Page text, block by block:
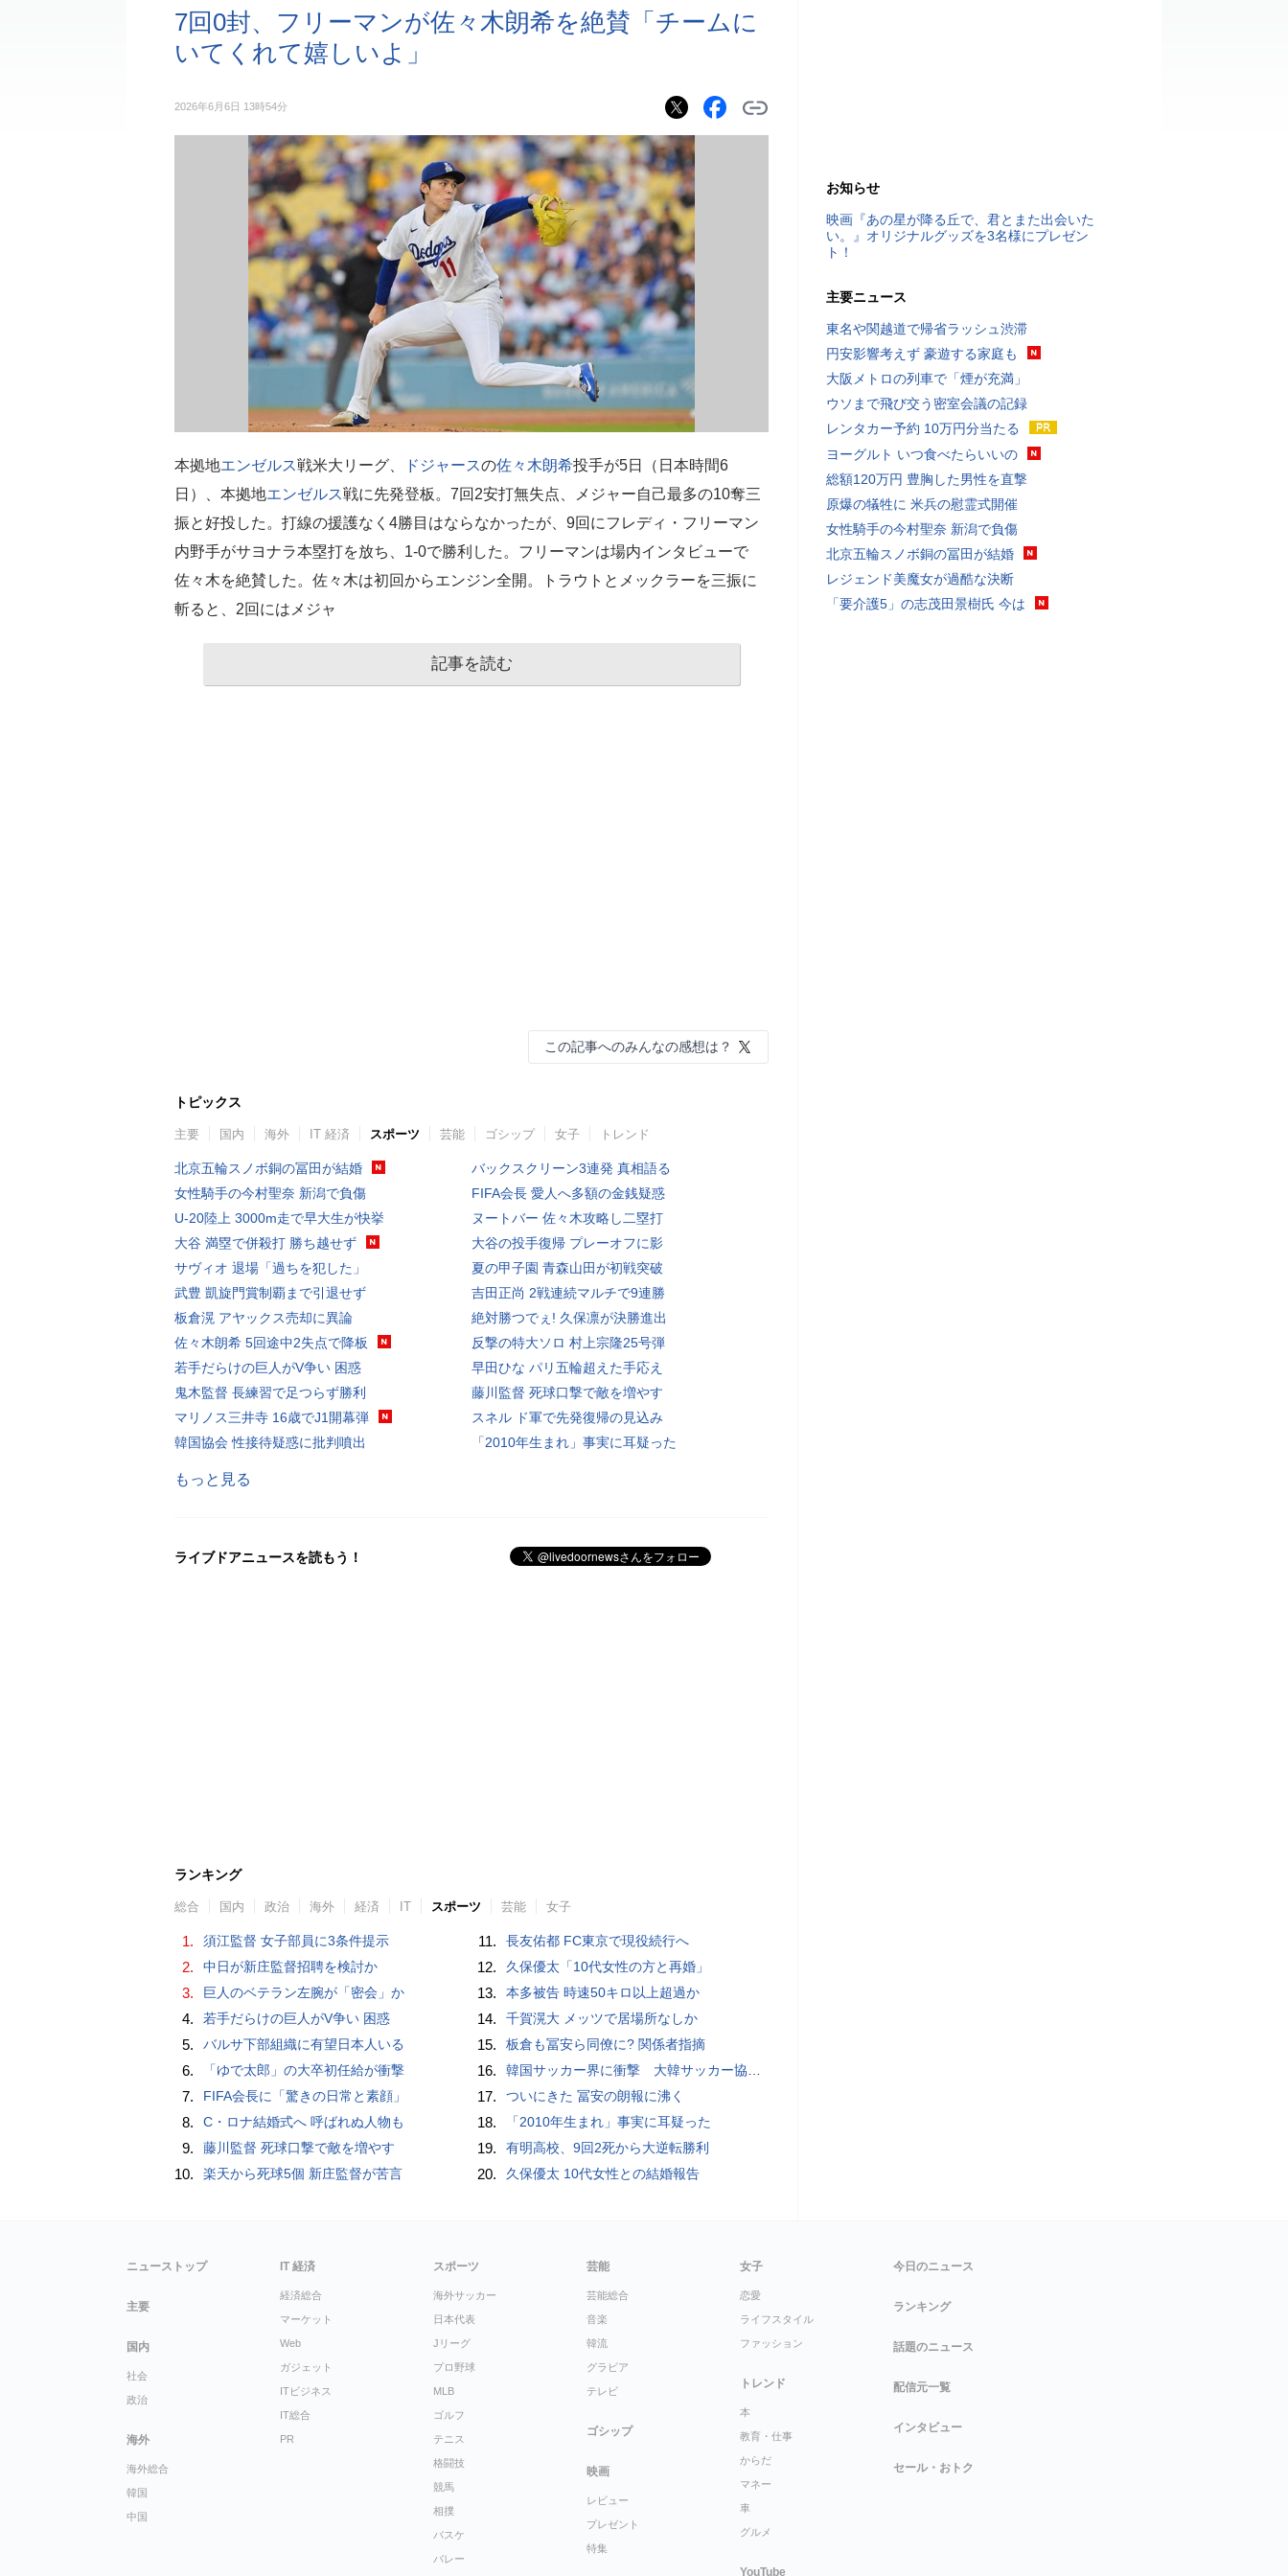
7回0封、フリーマンが佐々木朗希を絶賛「チームに
いてくれて嬉しいよ」
2026年6月6日 13時54分
本拠地エンゼルス戦米大リーグ、 ドジャースの佐々木朗希投手が5日（日本時間6
日）、本拠地エンゼルス戦に先発登板。7回2安打無失点、メジャー自己最多の10奪三
振と好投した。打線の援護なく4勝目はならなかったが、9回にフレディ・フリーマン
内野手がサヨナラ本塁打を放ち、1-0で勝利した。フリーマンは場内インタビューで
佐々木を絶賛した。佐々木は初回からエンジン全開。トラウトとメックラーを三振に
斬ると、2回にはメジャ
記事を読む
この記事へのみんなの感想は？
トピックス
主要 国内 海外 IT 経済 スポーツ 芸能 ゴシップ 女子 トレンド
北京五輪スノボ銅の冨田が結婚
女性騎手の今村聖奈 新潟で負傷
U-20陸上 3000m走で早大生が快挙
大谷 満塁で併殺打 勝ち越せず
サヴィオ 退場「過ちを犯した」
武豊 凱旋門賞制覇まで引退せず
板倉滉 アヤックス売却に異論
佐々木朗希 5回途中2失点で降板
若手だらけの巨人がV争い 困惑
鬼木監督 長練習で足つらず勝利
マリノス三井寺 16歳でJ1開幕弾
韓国協会 性接待疑惑に批判噴出
バックスクリーン3連発 真相語る
FIFA会長 愛人へ多額の金銭疑惑
ヌートバー 佐々木攻略し二塁打
大谷の投手復帰 プレーオフに影
夏の甲子園 青森山田が初戦突破
吉田正尚 2戦連続マルチで9連勝
絶対勝つでぇ! 久保凛が決勝進出
反撃の特大ソロ 村上宗隆25号弾
早田ひな パリ五輪超えた手応え
藤川監督 死球口撃で敵を増やす
スネル ド軍で先発復帰の見込み
「2010年生まれ」事実に耳疑った
もっと見る
ライブドアニュースを読もう！
ランキング
総合 国内 政治 海外 経済 IT スポーツ 芸能 女子
1. 須江監督 女子部員に3条件提示
2. 中日が新庄監督招聘を検討か
3. 巨人のベテラン左腕が「密会」か
4. 若手だらけの巨人がV争い 困惑
5. バルサ下部組織に有望日本人いる
6. 「ゆで太郎」の大卒初任給が衝撃
7. FIFA会長に「驚きの日常と素顔」
8. C・ロナ結婚式へ 呼ばれぬ人物も
9. 藤川監督 死球口撃で敵を増やす
10. 楽天から死球5個 新庄監督が苦言
11. 長友佑都 FC東京で現役続行へ
12. 久保優太「10代女性の方と再婚」
13. 本多被告 時速50キロ以上超過か
14. 千賀滉大 メッツで居場所なしか
15. 板倉も冨安ら同僚に? 関係者指摘
16. 韓国サッカー界に衝撃 大韓サッカー協会に外国人審判への“性的接待”疑惑 韓国メディアが報道
17. ついにきた 冨安の朗報に沸く
18. 「2010年生まれ」事実に耳疑った
19. 有明高校、9回2死から大逆転勝利
20. 久保優太 10代女性との結婚報告
お知らせ
映画『あの星が降る丘で、君とまた出会いた
い。』オリジナルグッズを3名様にプレゼン
ト！
主要ニュース
東名や関越道で帰省ラッシュ渋滞
円安影響考えず 豪遊する家庭も
大阪メトロの列車で「煙が充満」
ウソまで飛び交う密室会議の記録
レンタカー予約 10万円分当たる
ヨーグルト いつ食べたらいいの
総額120万円 豊胸した男性を直撃
原爆の犠牲に 米兵の慰霊式開催
女性騎手の今村聖奈 新潟で負傷
北京五輪スノボ銅の冨田が結婚
レジェンド美魔女が過酷な決断
「要介護5」の志茂田景樹氏 今は
ニューストップ
主要
国内
社会
政治
海外
海外総合
韓国
中国
IT 経済
経済総合
マーケット
Web
ガジェット
ITビジネス
IT総合
PR
スポーツ
海外サッカー
日本代表
Jリーグ
プロ野球
MLB
ゴルフ
テニス
格闘技
競馬
相撲
バスケ
バレー
芸能
芸能総合
音楽
韓流
グラビア
テレビ
ゴシップ
映画
レビュー
プレゼント
特集
女子
恋愛
ライフスタイル
ファッション
トレンド
本
教育・仕事
からだ
マネー
車
グルメ
YouTube
今日のニュース
ランキング
話題のニュース
配信元一覧
インタビュー
セール・おトク